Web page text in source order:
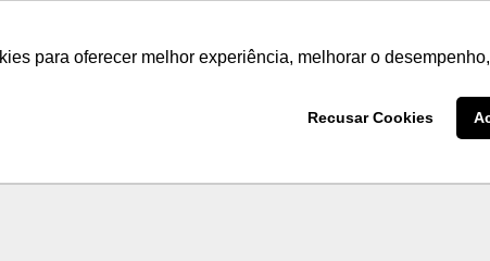
para oferecer melhor experiência, melhorar o
Recusar Cookies